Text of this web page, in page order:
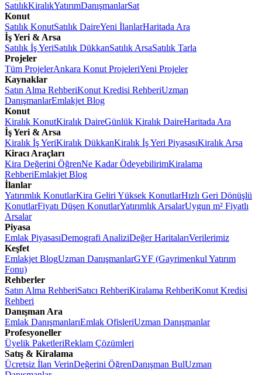
SatılıkKiralıkYatırımDanışmanlarSat
Konut
Satılık KonutSatılık DaireYeni İlanlarHaritada Ara
İş Yeri & Arsa
Satılık İş YeriSatılık DükkanSatılık ArsaSatılık Tarla
Projeler
Tüm ProjelerAnkara Konut ProjeleriYeni Projeler
Kaynaklar
Satın Alma RehberiKonut Kredisi RehberiUzman
DanışmanlarEmlakjet Blog
Konut
Kiralık KonutKiralık DaireGünlük Kiralık DaireHaritada Ara
İş Yeri & Arsa
Kiralık İş YeriKiralık DükkanKiralık İş Yeri PiyasasıKiralık Arsa
Kiracı Araçları
Kira Değerini ÖğrenNe Kadar ÖdeyebilirimKiralama
RehberiEmlakjet Blog
İlanlar
Yatırımlık KonutlarKira Geliri Yüksek KonutlarHızlı Geri Dönüşlü
KonutlarFiyatı Düşen KonutlarYatırımlık ArsalarUygun m² Fiyatlı
Arsalar
Piyasa
Emlak PiyasasıDemografi AnaliziDeğer HaritalarıVerilerimiz
Keşfet
Emlakjet BlogUzman DanışmanlarGYF (Gayrimenkul Yatırım
Fonu)
Rehberler
Satın Alma RehberiSatıcı RehberiKiralama RehberiKonut Kredisi
Rehberi
Danışman Ara
Emlak DanışmanlarıEmlak OfisleriUzman Danışmanlar
Profesyoneller
Üyelik PaketleriReklam Çözümleri
Satış & Kiralama
Ücretsiz İlan VerinDeğerini ÖğrenDanışman BulUzman